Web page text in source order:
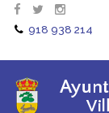
918 938 214